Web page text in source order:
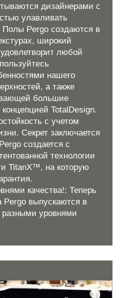
дизайнерами с
улавливать
Pergo создаются в
широкий
любой
нашего
а также
большие
концепцией TotalDesign.
с учетом
Секрет заключается
создается с
технологии
TitanX™, на которую
качества!: Теперь
выпускаются в
разными уровнями